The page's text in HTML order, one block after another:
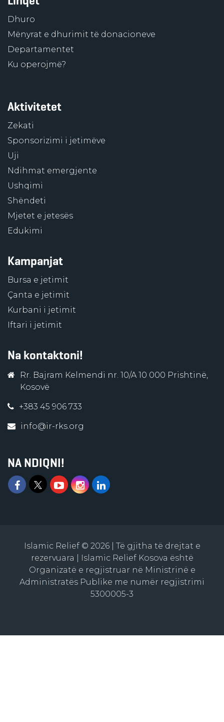
Dhuro
Mënyrat e dhurimit të donacioneve
Departamentet
Ku operojmë?
Aktivitetet
Zekati
Sponsorizimi i jetimëve
Uji
Ndihmat emergjente
Ushqimi
Shëndeti
Mjetet e jetesës
Edukimi
Kampanjat
Bursa e jetimit
Çanta e jetimit
Kurbani i jetimit
Iftari i jetimit
Na kontaktoni!
Rr. Bajram Kelmendi nr. 10/A 10 000 Prishtinë,
Kosovë
+383 45 906 733
info@ir-rks.org
NA NDIQNI!
Islamic Relief © 2026 | Të gjitha të drejtat e
rezervuara | Islamic Relief Kosova është
Organizatë e regjistruar në Ministrinë e
Administratës Publike me numër regjistrimi
5300005-3